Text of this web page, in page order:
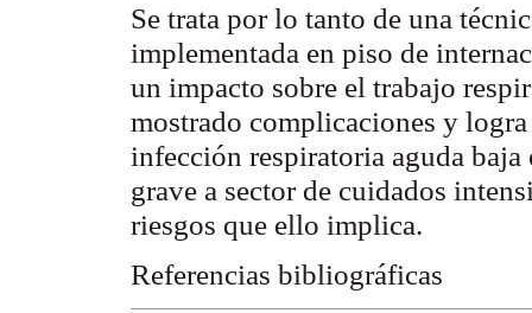
Se trata por lo tanto de una
implementada en piso de
un impacto sobre el trabajo
mostrado complicaciones y
infección respiratoria aguda
grave a sector de cuidados
riesgos que ello implica.
Referencias bibliográficas